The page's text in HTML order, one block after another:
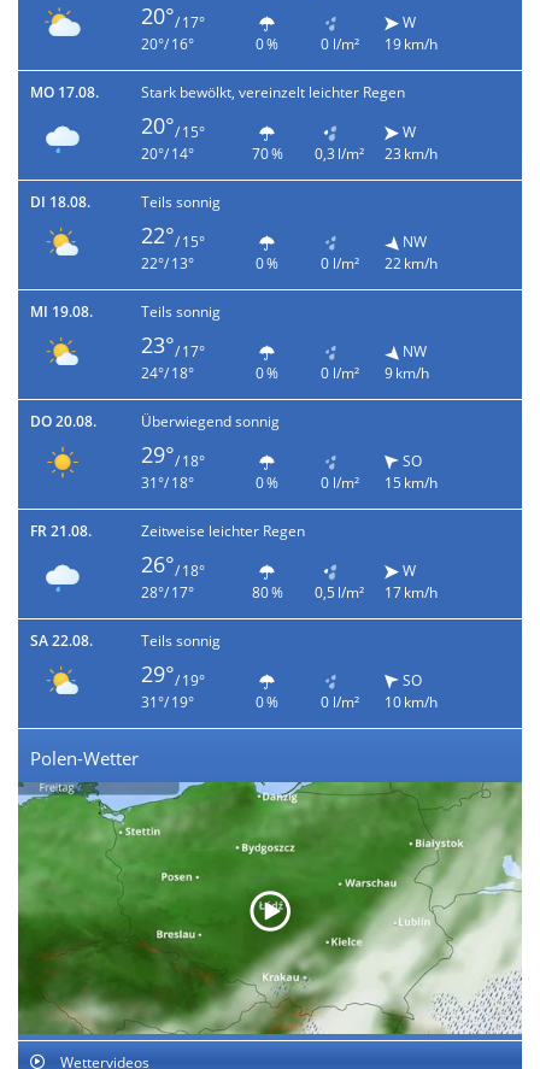
20°/ 17°
20°/ 16°
0 % 0 l/m²
W
19 km/h
MO 17.08. Stark bewölkt, vereinzelt leichter Regen
20°/ 15°
20°/ 14°
70 % 0,3 l/m²
W
23 km/h
DI 18.08. Teils sonnig
22°/ 15°
22°/ 13°
0 % 0 l/m²
NW
22 km/h
MI 19.08. Teils sonnig
23°/ 17°
24°/ 18°
0 % 0 l/m²
NW
9 km/h
DO 20.08. Überwiegend sonnig
29°/ 18°
31°/ 18°
0 % 0 l/m²
SO
15 km/h
FR 21.08. Zeitweise leichter Regen
26°/ 18°
28°/ 17°
80 % 0,5 l/m²
W
17 km/h
SA 22.08. Teils sonnig
29°/ 19°
31°/ 19°
0 % 0 l/m²
SO
10 km/h
Polen-Wetter
Wettervideos